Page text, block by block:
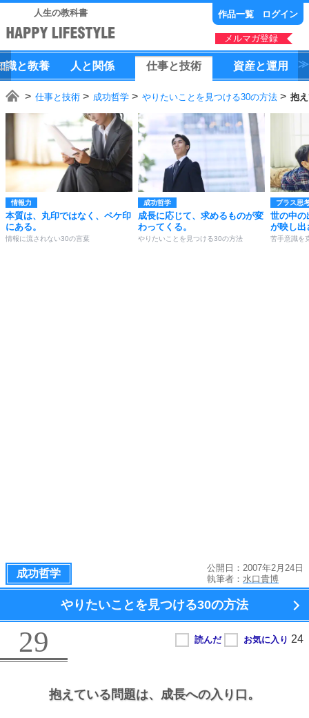
人生の教科書 作品一覧 ログイン
メルマガ登録
識と教養 人 と 関係 仕事と技術 資産と運用
仕事と技術 成功哲学 やりたいことを見つける30の方法 抱
情報力
本質は、丸印ではなく、ペケ印
にある。
情報に流されない30の言葉
成功哲学
成長に応じて、求めるものが変
わってくる。
やりたいことを見つける30の方法
プラス思
世の中の
が映し出
苦手意識を
成功哲学
公開日：2007年2月24日
執筆者： 水口貴博
やりたいことを見つける30の方法
29
抱えている問題は、 成長への入り口。